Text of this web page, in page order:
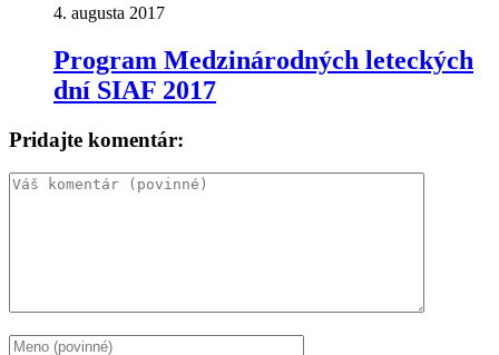
4. augusta 2017
Program Medzinárodných leteckých
dní SIAF 2017
Pridajte komentár: